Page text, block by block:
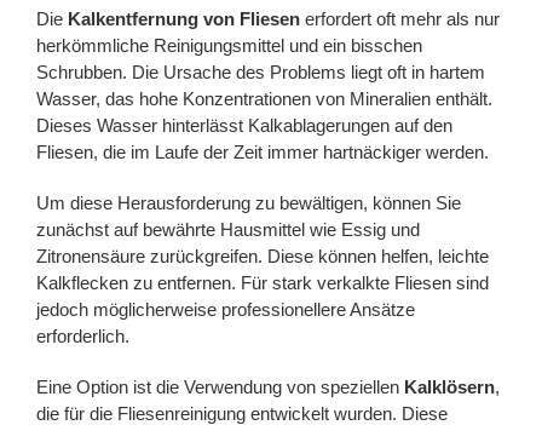
Die Kalkentfernung von Fliesen erfordert oft mehr als nur
herkömmliche Reinigungsmittel und ein bisschen
Schrubben. Die Ursache des Problems liegt oft in hartem
Wasser, das hohe Konzentrationen von Mineralien enthält.
Dieses Wasser hinterlässt Kalkablagerungen auf den
Fliesen, die im Laufe der Zeit immer hartnäckiger werden.
Um diese Herausforderung zu bewältigen, können Sie
zunächst auf bewährte Hausmittel wie Essig und
Zitronensäure zurückgreifen. Diese können helfen, leichte
Kalkflecken zu entfernen. Für stark verkalkte Fliesen sind
jedoch möglicherweise professionellere Ansätze
erforderlich.
Eine Option ist die Verwendung von speziellen Kalklösern,
die für die Fliesenreinigung entwickelt wurden. Diese